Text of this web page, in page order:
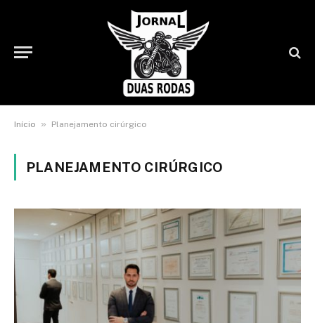
Início » Planejamento cirúrgico
PLANEJAMENTO CIRÚRGICO